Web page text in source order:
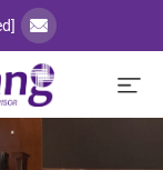
[email protected]